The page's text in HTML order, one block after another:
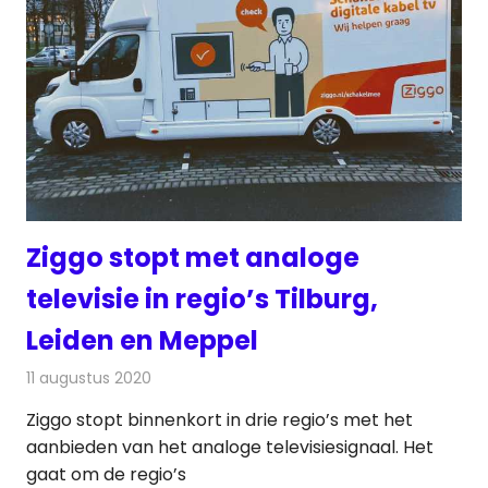
Ziggo stopt met analoge
televisie in regio’s Tilburg,
Leiden en Meppel
11 augustus 2020
Ziggo stopt binnenkort in drie regio’s met het
aanbieden van het analoge televisiesignaal. Het
gaat om de regio’s